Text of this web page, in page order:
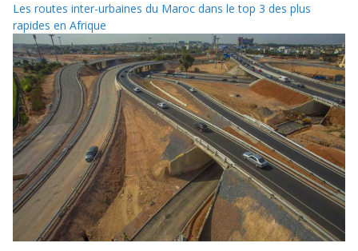
Les routes inter-urbaines du Maroc dans le top 3 des plus
rapides en Afrique